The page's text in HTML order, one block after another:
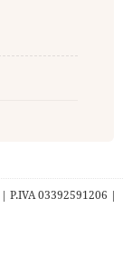
03392591206 |